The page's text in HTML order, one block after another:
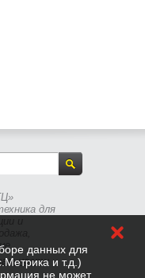
для
данных для
и т.д.)
не может